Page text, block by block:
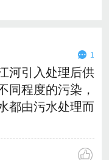
1
河引入处理后供
同程度的污染，
都由污水处理而